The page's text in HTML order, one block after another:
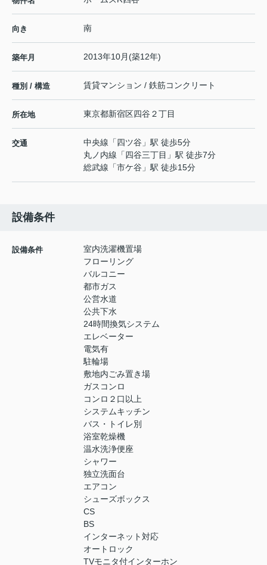
向き 南
築年月 2013年10月(築12年)
種別 / 構造 賃貸マンション / 鉄筋コンクリート
所在地 東京都新宿区四谷 ２丁目
交通 中央線 「四ツ谷 」駅 徒歩5分
丸ノ内線 「四谷三丁目 」駅 徒歩7分
総武線 「市ケ谷 」駅 徒歩15分
設備条件
設備条件
室内洗濯機置場
フローリング
バルコニー
都市ガス
公営水道
公共下水
24時間換気システム
エレベーター
電気有
駐輪場
敷地内ごみ置き場
ガスコンロ
コンロ２口以上
システムキッチン
バス・トイレ別
浴室乾燥機
温水洗浄便座
シャワー
独立洗面台
エアコン
シューズボックス
CS
BS
インターネット対応
オートロック
TVモニタ付インターホン